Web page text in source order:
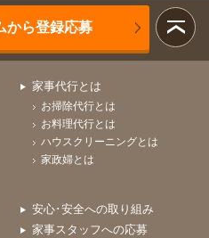
から登録応募
家事代行とは
お掃除代行とは
お料理代行とは
ハウスクリーニングとは
家政婦とは
安心･安全への取り組み
家事スタッフへの応募